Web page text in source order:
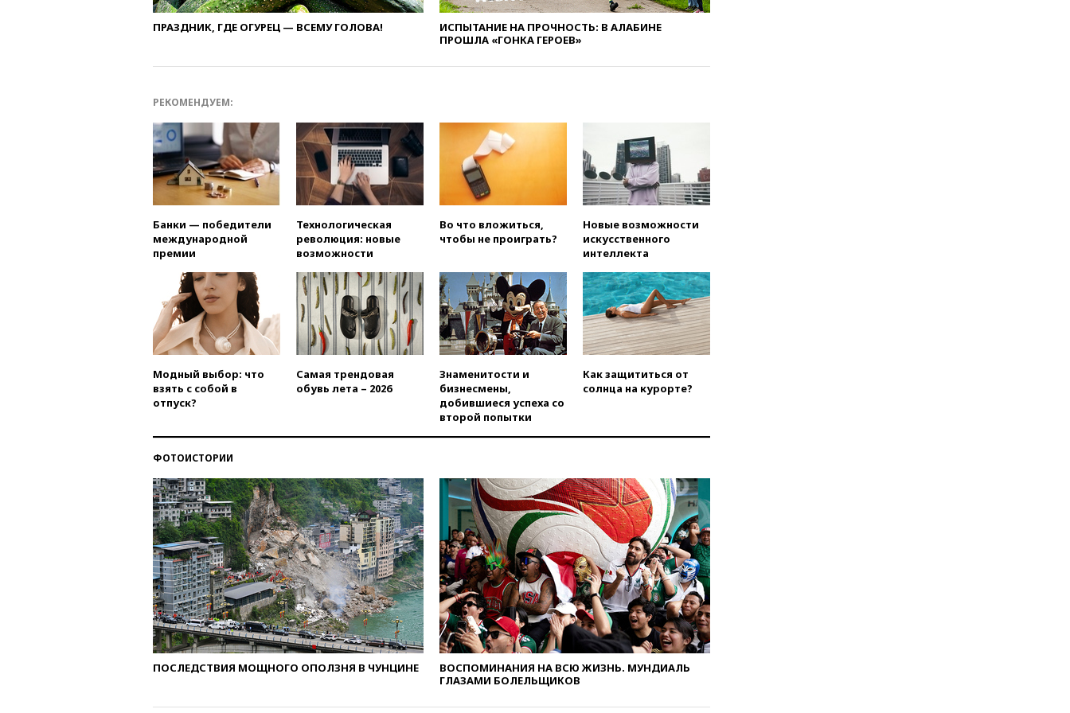
вчера, 18:35Джаред Лето
лишился роли в фильме
Барри Левинсона на фоне
нехватку врачей в
Белгородской области
вчера, 17:58ЕС отменил
временную защиту для
вчера, 17:45Шуваев сообщил
об учащении атак ВСУ на
вчера, 17:35Шуваев за два с
половиной месяца посетил
все округа Белгородской
области
вчера, 17:25Путин встретился
с врио губернатора
Белгородской области
Шуваевым
начальник тыла Санчик не
вчера, 17:15В аэропорту Сочи
введен план «Ковер»
вчера, 16:55При атаке дрона
ВСУ на больницу в Донецке
погибла женщина
вчера, 16:45Франция уже три
года не выдает визу
дипломату РФ
вчера, 16:35ПВО сбила еще
три БПЛА на подлете к Москве
вчера, 16:15
На территории
произошел пожар
ПРАЗДНИК, ГДЕ ОГУРЕЦ — ВСЕМУ ГОЛОВА!
ИСПЫТАНИЕ НА ПРОЧНОСТЬ: В АЛАБИНЕ
ПРОШЛА «ГОНКА ГЕРОЕВ»
РЕКОМЕНДУЕМ:
Банки — победители
международной
премии
Технологическая
революция: новые
возможности
Во что вложиться,
чтобы не проиграть?
Новые возможности
искусственного
интеллекта
Модный выбор: что
взять с собой в
отпуск?
Самая трендовая
обувь лета – 2026
Знаменитости и
бизнесмены,
добившиеся успеха со
второй попытки
Как защититься от
солнца на курорте?
ФОТОИСТОРИИ
ПОСЛЕДСТВИЯ МОЩНОГО ОПОЛЗНЯ В ЧУНЦИНЕ
ВОСПОМИНАНИЯ НА ВСЮ ЖИЗНЬ. МУНДИАЛЬ
ГЛАЗАМИ БОЛЕЛЬЩИКОВ